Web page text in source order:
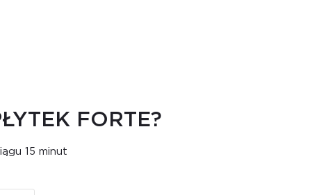
FORTE?
15 minut